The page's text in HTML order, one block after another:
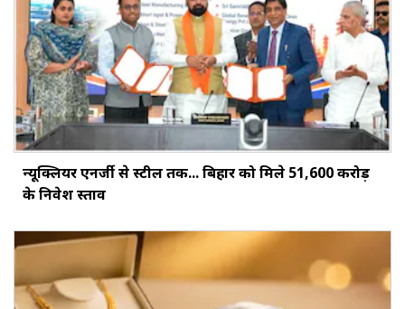
न्यूक्लियर एनर्जी से स्टील तक... बिहार को मिले ₹51,600 करोड़
के निवेश प्रस्ताव